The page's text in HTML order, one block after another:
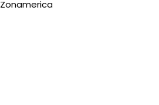
Zonamerica